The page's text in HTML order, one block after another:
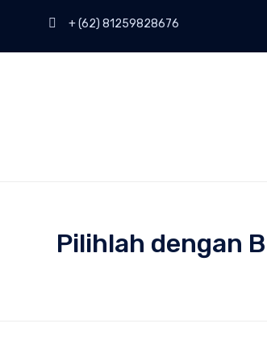
+ (62) 81259828676
Pilihlah dengan